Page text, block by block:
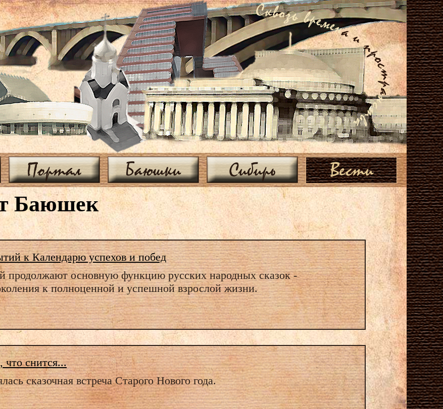
Портал Баюшки Сибирь Вести
Баюшек
к Календарю успехов и побед
продолжают основную функцию русских народных сказок -
к полноценной и успешной взрослой жизни.
что снится...
сказочная встреча Старого Нового года.